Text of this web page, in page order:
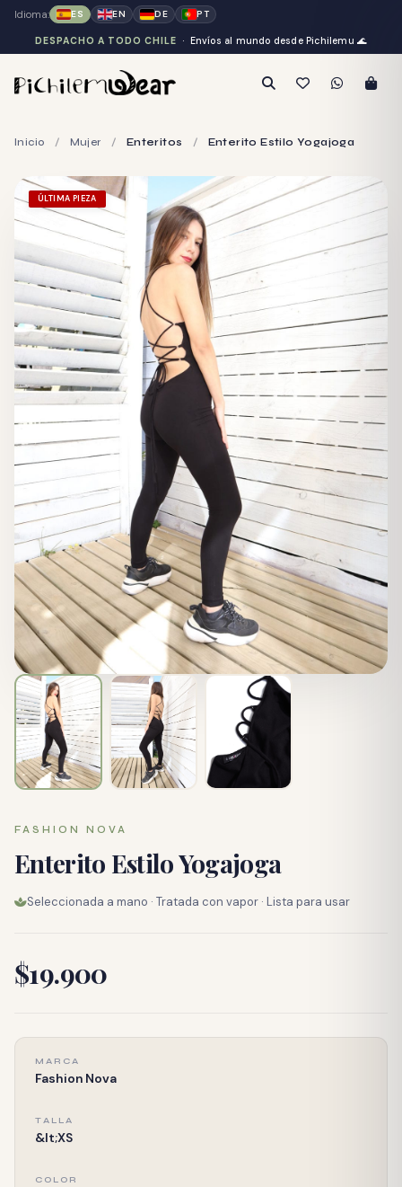
Idioma: ES EN DE PT
DESPACHO A TODO CHILE · Envíos al mundo desde Pichilemu🌊
Inicio / Mujer / Enteritos / Enterito Estilo Yogajoga
ÚLTIMA PIEZA
FASHION NOVA
Enterito Estilo Yogajoga
Seleccionada a mano · Tratada con vapor · Lista para usar
$19.900
MARCA
Fashion Nova
TALLA
&lt;XS
COLOR